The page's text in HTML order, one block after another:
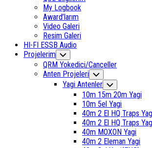
My Logbook
Award’larım
Video Galeri
Resim Galeri
HI-FI ESSB Audio
Current
Page
Parent
Projelerim Toggle
Child
Menu
QRM Yokedici/Canceller
Current
Page
Anten Projeleri Toggle
Child
Menu
Yagi Antenler Toggle
Child
Menu
10m 15m 20m Yagi
10m 5el Yagi
40m 2 El HQ Traps
40m 2 El HQ Traps
40m MOXON Yagi
40m 2 Eleman Yagi